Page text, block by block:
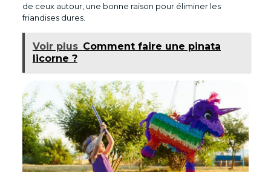
de ceux autour, une bonne raison pour éliminer les
friandises dures.
Voir plus Comment faire une pinata
licorne ?